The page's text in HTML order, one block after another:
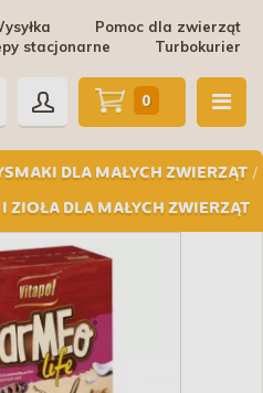
Pomoc dla zwierząt
Turbokurier
stacjonarne
DLA MAŁYCH ZWIERZĄT /
ZIOŁA DLA MAŁYCH ZWIERZĄT
0